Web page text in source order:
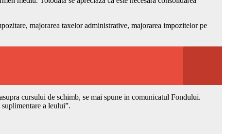
majorarea taxelor administrative, majorarea impozitelor pe
cursului de schimb, se mai spune in comunicatul Fondului.
a leului”.